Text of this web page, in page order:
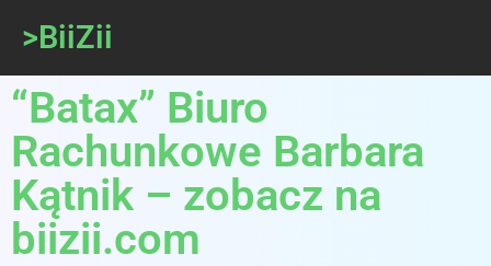
>BiiZii
“Batax” Biuro
Rachunkowe Barbara
Kątnik – zobacz na
biizii.com